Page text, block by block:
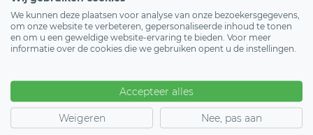
statistieken, ook als je onderweg bent.
Tip: sla go-tickets.nl op als snelkoppeling op je
tik, net als een app.
We kunnen deze plaatsen voor analyse van onze bezoekersgegevens,
om onze website te verbeteren, gepersonaliseerde inhoud te tonen
en om u een geweldige website-ervaring te bieden. Voor meer
informatie over de cookies die we gebruiken opent u de instellingen.
Accepteer alles
Weigeren Nee, pas aan